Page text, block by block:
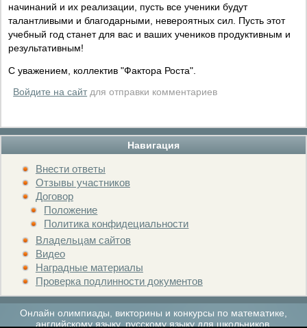
Навигация
Внести ответы
Отзывы участников
Договор
Положение
Политика конфидециальности
Владельцам сайтов
Видео
Наградные материалы
Проверка подлинности документов
начинаний и их реализации, пусть все ученики будут
талантливыми и благодарными, невероятных сил. Пусть этот
учебный год станет для вас и ваших учеников продуктивным и
результативным!
С уважением, коллектив "Фактора Роста".
Войдите на сайтдля отправки комментариев
Онлайн олимпиады, викторины и конкурсы по математике,
английскому языку, русскому языку для школьников.